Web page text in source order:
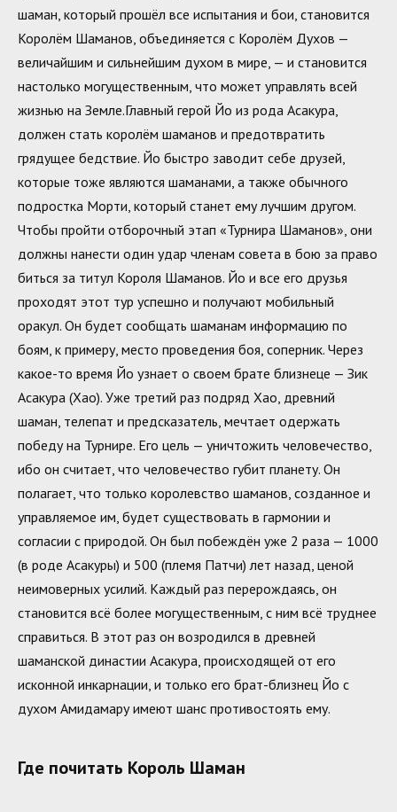
шаман, который прошёл все испытания и бои, становится
Королём Шаманов, объединяется с Королём Духов —
величайшим и сильнейшим духом в мире, — и становится
настолько могущественным, что может управлять всей
жизнью на Земле.Главный герой Йо из рода Асакура,
должен стать королём шаманов и предотвратить
грядущее бедствие. Йо быстро заводит себе друзей,
которые тоже являются шаманами, а также обычного
подростка Морти, который станет ему лучшим другом.
Чтобы пройти отборочный этап «Турнира Шаманов», они
должны нанести один удар членам совета в бою за право
биться за титул Короля Шаманов. Йо и все его друзья
проходят этот тур успешно и получают мобильный
оракул. Он будет сообщать шаманам информацию по
боям, к примеру, место проведения боя, соперник. Через
какое-то время Йо узнает о своем брате близнеце — Зик
Асакура (Хао). Уже третий раз подряд Хао, древний
шаман, телепат и предсказатель, мечтает одержать
победу на Турнире. Его цель — уничтожить человечество,
ибо он считает, что человечество губит планету. Он
полагает, что только королевство шаманов, созданное и
управляемое им, будет существовать в гармонии и
согласии с природой. Он был побеждён уже 2 раза — 1000
(в роде Асакуры) и 500 (племя Патчи) лет назад, ценой
неимоверных усилий. Каждый раз перерождаясь, он
становится всё более могущественным, с ним всё труднее
справиться. В этот раз он возродился в древней
шаманской династии Асакура, происходящей от его
исконной инкарнации, и только его брат-близнец Йо c
духом Амидамару имеют шанс противостоять ему.
Где почитать Король Шаман